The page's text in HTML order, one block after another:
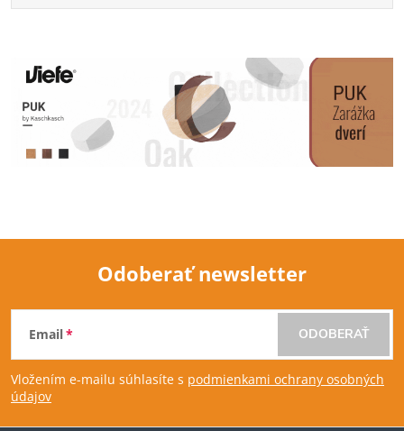
Z
á
p
Odoberať newsletter
Email
Vložením e-mailu súhlasíte s podmienkami ochrany osobných
údajov
ODOBERAŤ